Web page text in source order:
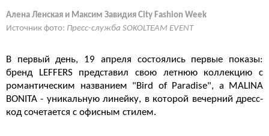
Алена Ленская и Максим Завидия City Fashion Week
Источник фото: Пресс-служба SOKOLTEAM EVENT
В первый день, 19 апреля состоялись первые показы:
бренд LEFFERS представил свою летнюю коллекцию с
романтическим названием "Bird of Paradise", а MALINA
BONITA - уникальную линейку, в которой вечерний дресс-
код сочетается с офисным стилем.